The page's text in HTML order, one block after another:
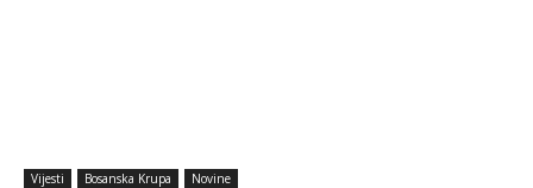
Vijesti Bosanska Krupa Novine